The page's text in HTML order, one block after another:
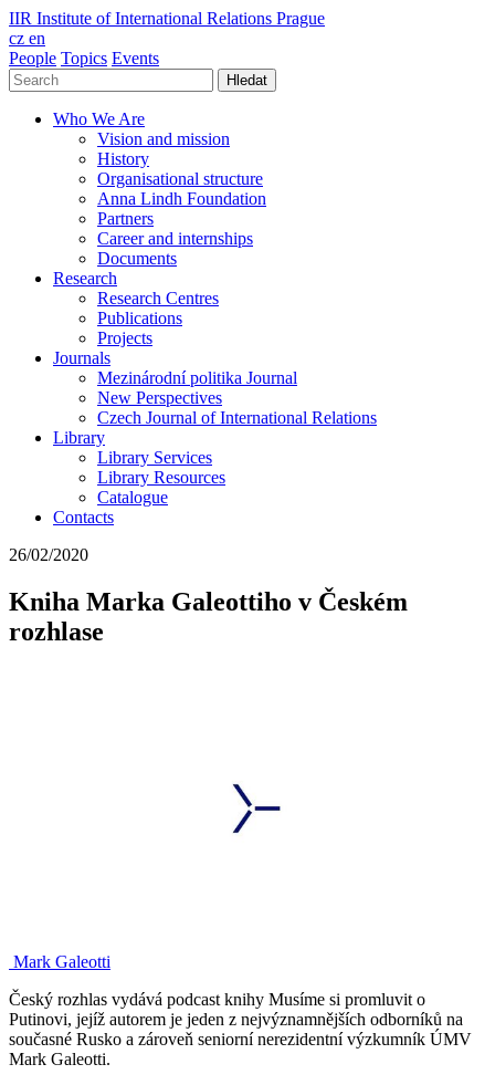
IIR Institute of International Relations Prague
cz en
People Topics Events
Hledat
Who We Are
Vision and mission
History
Organisational structure
Anna Lindh Foundation
Partners
Career and internships
Documents
Research
Research Centres
Publications
Projects
Journals
Mezinárodní politika Journal
New Perspectives
Czech Journal of International Relations
Library
Library Services
Library Resources
Catalogue
Contacts
26/02/2020
Kniha Marka Galeottiho v Českém
rozhlase
Mark Galeotti
Český rozhlas vydává podcast knihy Musíme si promluvit o
Putinovi, jejíž autorem je jeden z nejvýznamnějších odborníků na
současné Rusko a zároveň seniorní nerezidentní výzkumník ÚMV
Mark Galeotti.